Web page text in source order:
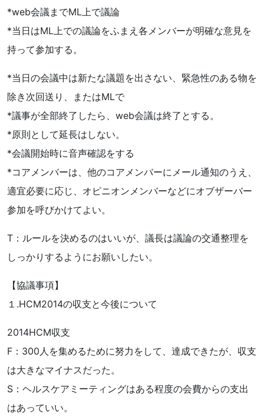
*web会議までML上で議論
*当日はML上での議論をふまえ各メンバーが明確な意見を
持って参加する。
*当日の会議中は新たな議題を出さない、緊急性のある物を
除き次回送り、またはMLで
*議事が全部終了したら、web会議は終了とする。
*原則として延長はしない。
*会議開始時に音声確認をする
*コアメンバーは、他のコアメンバーにメール通知のうえ、
適宜必要に応じ、オピニオンメンバーなどにオブザーバー
参加を呼びかけてよい。
T：ルールを決めるのはいいが、議長は議論の交通整理を
しっかりするようにお願いしたい。
【協議事項】
１.HCM2014の収支と今後について
2014HCM収支
F：300人を集めるために努力をして、達成できたが、収支
は大きなマイナスだった。
S：ヘルスケアミーティングはある程度の会費からの支出
はあっていい。